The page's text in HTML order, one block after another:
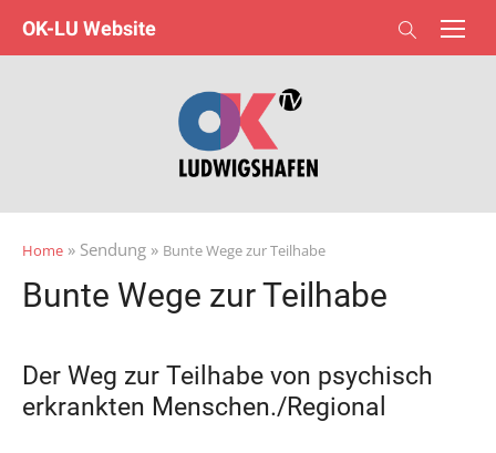
OK-LU Website
Home » Sendung » Bunte Wege zur Teilhabe
Bunte Wege zur Teilhabe
Der Weg zur Teilhabe von psychisch
erkrankten Menschen./Regional